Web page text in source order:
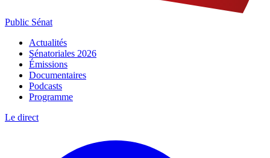
Public Sénat
Actualités
Sénatoriales 2026
Émissions
Documentaires
Podcasts
Programme
Le direct